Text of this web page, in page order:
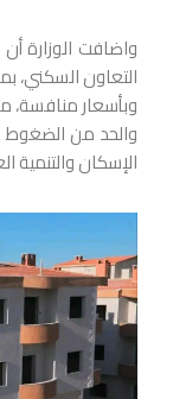
واضافت الوزارة
التعاون
وبأسعار
والحد من الضغوط
الإسكان والتنمية